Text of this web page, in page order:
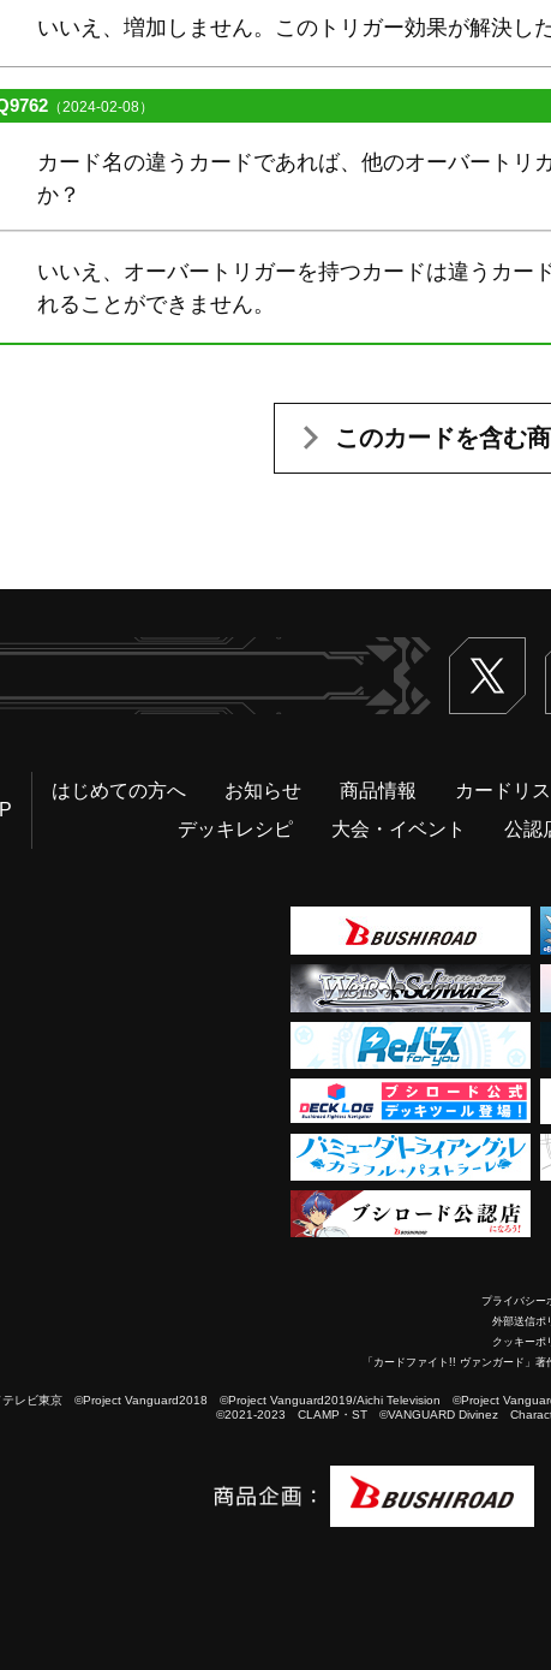
いいえ、増加しません。このトリガー効果が解決し
（2024-02-08）
カード名の違うカードであれば、他のオーバートリ
か？
いいえ、オーバートリガーを持つカードは違うカー
れることができません。
このカードを含む
はじめての方へ お知らせ 商品情報 カードリス
デッキレシピ
大会・イベント 公認
プライバシー
外部送信ポ
クッキーポ
「カードファイト!! ヴァンガード」
レビ東京 ©Project Vanguard2018 ©Project Vanguard2019/Aichi Television ©Project
©2021-2023 CLAMP・ST ©VANGUARD Divinez